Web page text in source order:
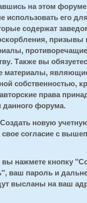
на этом
использовать его
содержат
призывы
Также вы
материалы,
собственностью,
права
данного форума.
новую
свое согласие с
вы нажмете кнопку
ваш пароль и
высланы на ваш